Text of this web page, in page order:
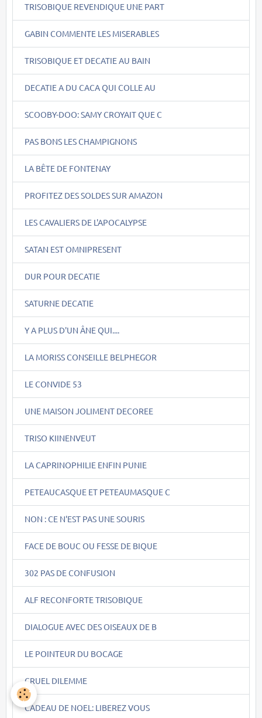
TRISOBIQUE REVENDIQUE UNE PART
GABIN COMMENTE LES MISERABLES
TRISOBIQUE ET DECATIE AU BAIN
DECATIE A DU CACA QUI COLLE AU
SCOOBY-DOO: SAMY CROYAIT QUE C
PAS BONS LES CHAMPIGNONS
LA BÊTE DE FONTENAY
PROFITEZ DES SOLDES SUR AMAZON
LES CAVALIERS DE L'APOCALYPSE
SATAN EST OMNIPRESENT
DUR POUR DECATIE
SATURNE DECATIE
Y A PLUS D'UN ÂNE QUI....
LA MORISS CONSEILLE BELPHEGOR
LE CONVIDE 53
UNE MAISON JOLIMENT DECOREE
TRISO KIINENVEUT
LA CAPRINOPHILIE ENFIN PUNIE
PETEAUCASQUE ET PETEAUMASQUE C
NON : CE N'EST PAS UNE SOURIS
FACE DE BOUC OU FESSE DE BIQUE
302 PAS DE CONFUSION
ALF RECONFORTE TRISOBIQUE
DIALOGUE AVEC DES OISEAUX DE B
LE POINTEUR DU BOCAGE
CRUEL DILEMME
CADEAU DE NOEL: LIBEREZ VOUS